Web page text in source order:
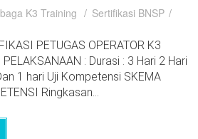
K3 Training Sertifikasi BNSP
PETUGAS OPERATOR K3
: Durasi : 3 Hari 2 Hari
1 hari Uji Kompetensi SKEMA
Ringkasan...